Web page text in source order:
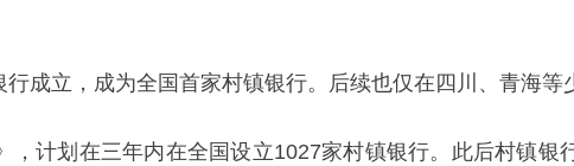
成立，成为全国首家村镇银行。后续也仅在四川、青海等
计划在三年内在全国设立1027家村镇银行。此后村镇银